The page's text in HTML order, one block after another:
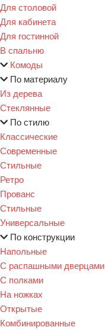
Для столовой
Для кабинета
Для гостинной
В спальню
Комоды
По материалу
Из дерева
Стеклянные
По стилю
Классические
Современные
Стильные
Ретро
Прованс
Стильные
Универсальные
По конструкции
Напольные
С распашными дверцами
С полками
На ножках
Открытые
Комбинированные